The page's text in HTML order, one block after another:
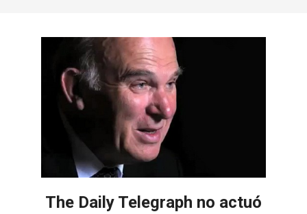
The Daily Telegraph no actuó